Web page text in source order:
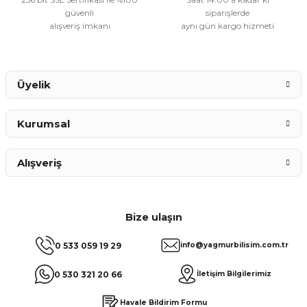
güvenli
alışveriş imkanı
siparişlerde
aynı gün kargo hizmeti
Bize ulaşın
0 533 059 19 29
0 530 321 20 66
info@yagmurbilisim.com.tr
İletişim Bilgilerimiz
Havale Bildirim Formu
Üyelik
Kurumsal
Alışveriş